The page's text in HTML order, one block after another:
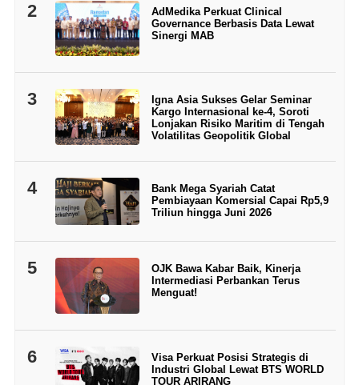
2
AdMedika Perkuat Clinical
Governance Berbasis Data Lewat
Sinergi MAB
3
Igna Asia Sukses Gelar Seminar
Kargo Internasional ke-4, Soroti
Lonjakan Risiko Maritim di Tengah
Volatilitas Geopolitik Global
4
Bank Mega Syariah Catat
Pembiayaan Komersial Capai Rp5,9
Triliun hingga Juni 2026
5
OJK Bawa Kabar Baik, Kinerja
Intermediasi Perbankan Terus
Menguat!
6
Visa Perkuat Posisi Strategis di
Industri Global Lewat BTS WORLD
TOUR ARIRANG